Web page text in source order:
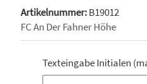
Artikelnummer:B19012
FC An Der Fahner Höhe
Texteingabe Initialen